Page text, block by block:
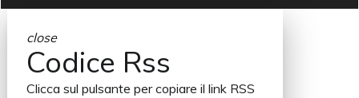
close
Codice Rss
Clicca sul pulsante per copiare il link RSS